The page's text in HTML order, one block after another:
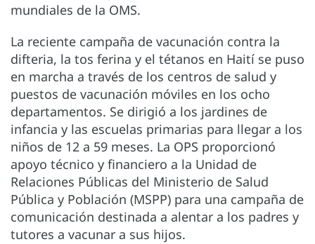
mundiales de la OMS.
La reciente campaña de vacunación contra la
difteria, la tos ferina y el tétanos en Haití se puso
en marcha a través de los centros de salud y
puestos de vacunación móviles en los ocho
departamentos. Se dirigió a los jardines de
infancia y las escuelas primarias para llegar a los
niños de 12 a 59 meses. La OPS proporcionó
apoyo técnico y financiero a la Unidad de
Relaciones Públicas del Ministerio de Salud
Pública y Población (MSPP) para una campaña de
comunicación destinada a alentar a los padres y
tutores a vacunar a sus hijos.